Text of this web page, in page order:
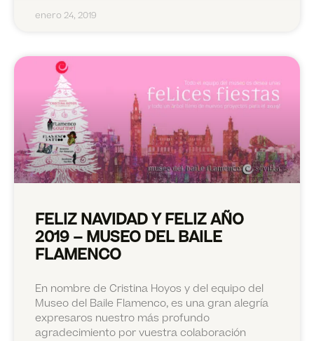
enero 24, 2019
FELIZ NAVIDAD Y FELIZ AÑO
2019 – MUSEO DEL BAILE
FLAMENCO
En nombre de Cristina Hoyos y del equipo del
Museo del Baile Flamenco, es una gran alegría
expresaros nuestro más profundo
agradecimiento por vuestra colaboración